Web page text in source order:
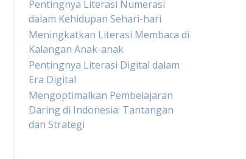
Pentingnya Literasi Numerasi
dalam Kehidupan Sehari-hari
Meningkatkan Literasi Membaca di
Kalangan Anak-anak
Pentingnya Literasi Digital dalam
Era Digital
Mengoptimalkan Pembelajaran
Daring di Indonesia: Tantangan
dan Strategi